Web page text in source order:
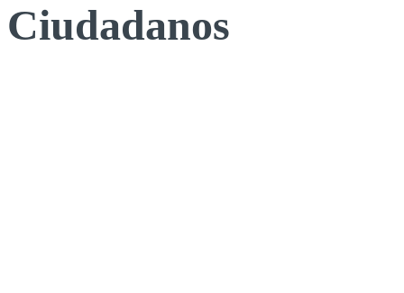
Ciudadanos